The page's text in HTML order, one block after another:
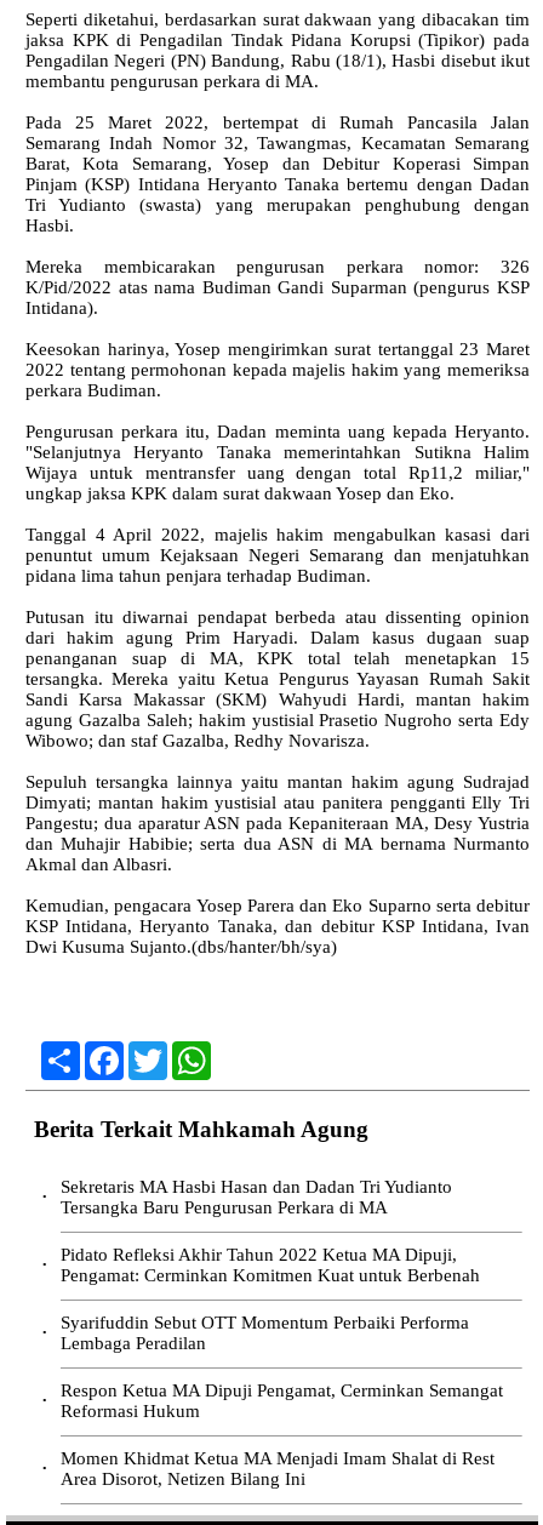
Seperti diketahui, berdasarkan surat dakwaan yang dibacakan tim
jaksa KPK di Pengadilan Tindak Pidana Korupsi (Tipikor) pada
Pengadilan Negeri (PN) Bandung, Rabu (18/1), Hasbi disebut ikut
membantu pengurusan perkara di MA.
Pada 25 Maret 2022, bertempat di Rumah Pancasila Jalan
Semarang Indah Nomor 32, Tawangmas, Kecamatan Semarang
Barat, Kota Semarang, Yosep dan Debitur Koperasi Simpan
Pinjam (KSP) Intidana Heryanto Tanaka bertemu dengan Dadan
Tri Yudianto (swasta) yang merupakan penghubung dengan
Hasbi.
Mereka membicarakan pengurusan perkara nomor: 326
K/Pid/2022 atas nama Budiman Gandi Suparman (pengurus KSP
Intidana).
Keesokan harinya, Yosep mengirimkan surat tertanggal 23 Maret
2022 tentang permohonan kepada majelis hakim yang memeriksa
perkara Budiman.
Pengurusan perkara itu, Dadan meminta uang kepada Heryanto.
"Selanjutnya Heryanto Tanaka memerintahkan Sutikna Halim
Wijaya untuk mentransfer uang dengan total Rp11,2 miliar,"
ungkap jaksa KPK dalam surat dakwaan Yosep dan Eko.
Tanggal 4 April 2022, majelis hakim mengabulkan kasasi dari
penuntut umum Kejaksaan Negeri Semarang dan menjatuhkan
pidana lima tahun penjara terhadap Budiman.
Putusan itu diwarnai pendapat berbeda atau dissenting opinion
dari hakim agung Prim Haryadi. Dalam kasus dugaan suap
penanganan suap di MA, KPK total telah menetapkan 15
tersangka. Mereka yaitu Ketua Pengurus Yayasan Rumah Sakit
Sandi Karsa Makassar (SKM) Wahyudi Hardi, mantan hakim
agung Gazalba Saleh; hakim yustisial Prasetio Nugroho serta Edy
Wibowo; dan staf Gazalba, Redhy Novarisza.
Sepuluh tersangka lainnya yaitu mantan hakim agung Sudrajad
Dimyati; mantan hakim yustisial atau panitera pengganti Elly Tri
Pangestu; dua aparatur ASN pada Kepaniteraan MA, Desy Yustria
dan Muhajir Habibie; serta dua ASN di MA bernama Nurmanto
Akmal dan Albasri.
Kemudian, pengacara Yosep Parera dan Eko Suparno serta debitur
KSP Intidana, Heryanto Tanaka, dan debitur KSP Intidana, Ivan
Dwi Kusuma Sujanto.(dbs/hanter/bh/sya)
ShareFacebook
TwitterWhatsApp
Berita Terkait Mahkamah Agung
•
Sekretaris MA Hasbi Hasan dan Dadan Tri Yudianto
Tersangka Baru Pengurusan Perkara di MA
•
Pidato Refleksi Akhir Tahun 2022 Ketua MA Dipuji,
Pengamat: Cerminkan Komitmen Kuat untuk Berbenah
•
Syarifuddin Sebut OTT Momentum Perbaiki Performa
Lembaga Peradilan
•
Respon Ketua MA Dipuji Pengamat, Cerminkan Semangat
Reformasi Hukum
•
Momen Khidmat Ketua MA Menjadi Imam Shalat di Rest
Area Disorot, Netizen Bilang Ini